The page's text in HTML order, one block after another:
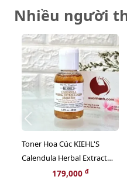
Nhiều người
Toner Hoa Cúc KIEHL'S
Calendula Herbal Extract
cân bằng độ ẩm và sạch
179,000 đ